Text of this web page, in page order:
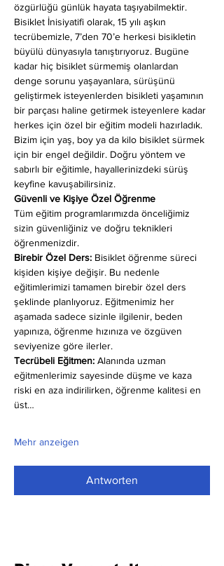
özgürlüğü günlük hayata taşıyabilmektir.
Bisiklet İnisiyatifi olarak, 15 yılı aşkın
tecrübemizle, 7’den 70’e herkesi bisikletin
büyülü dünyasıyla tanıştırıyoruz. Bugüne
kadar hiç bisiklet sürmemiş olanlardan
denge sorunu yaşayanlara, sürüşünü
geliştirmek isteyenlerden bisikleti yaşamının
bir parçası haline getirmek isteyenlere kadar
herkes için özel bir eğitim modeli hazırladık.
Bizim için yaş, boy ya da kilo bisiklet sürmek
için bir engel değildir. Doğru yöntem ve
sabırlı bir eğitimle, hayallerinizdeki sürüş
keyfine kavuşabilirsiniz.
Güvenli ve Kişiye Özel Öğrenme
Tüm eğitim programlarımızda önceliğimiz
sizin güvenliğiniz ve doğru teknikleri
öğrenmenizdir.
Birebir Özel Ders: Bisiklet öğrenme süreci
kişiden kişiye değişir. Bu nedenle
eğitimlerimizi tamamen birebir özel ders
şeklinde planlıyoruz. Eğitmenimiz her
aşamada sadece sizinle ilgilenir, beden
yapınıza, öğrenme hızınıza ve özgüven
seviyenize göre ilerler.
Tecrübeli Eğitmen: Alanında uzman
eğitmenlerimiz sayesinde düşme ve kaza
riski en aza indirilirken, öğrenme kalitesi en
üst…
Mehr anzeigen
Antworten